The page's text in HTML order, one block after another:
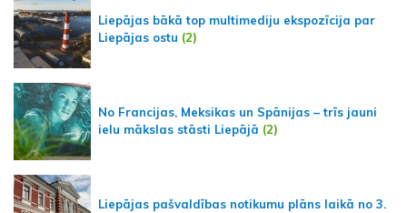
Liepājas bākā top multimediju ekspozīcija par
Liepājas ostu (2)
No Francijas, Meksikas un Spānijas – trīs jauni
ielu mākslas stāsti Liepājā (2)
Liepājas pašvaldības notikumu plāns laikā no 3.